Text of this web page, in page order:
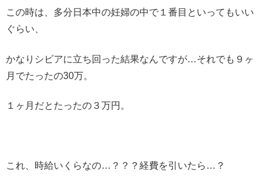
この時は、多分日本中の妊婦の中で１番目といってもいい
ぐらい、
かなりシビアに立ち回った結果なんですが…それでも９ヶ
月でたったの30万。
１ヶ月だとたったの３万円。
これ、時給いくらなの…？？？経費を引いたら…？